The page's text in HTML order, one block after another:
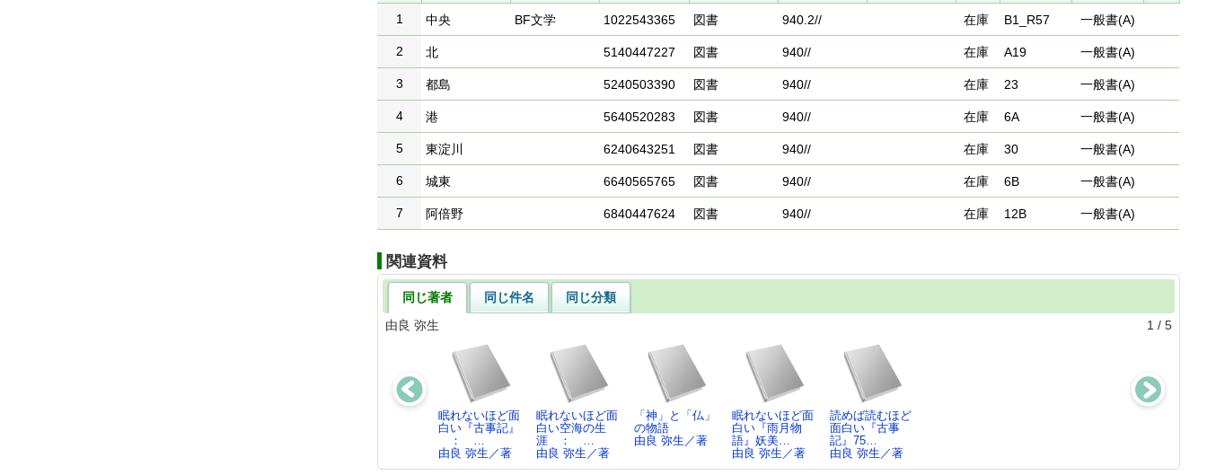
1
中央 BF文学 1022543365 図書 940.2// 在庫 B1_R57 一般書(A)
2 北 5140447227 図書 940// 在庫 A19 一般書(A)
3 都島 5240503390 図書 940// 在庫 23 一般書(A)
4 港 5640520283 図書 940// 在庫 6A 一般書(A)
5 東淀川 6240643251 図書 940// 在庫 30 一般書(A)
6 城東 6640565765 図書 940// 在庫 6B 一般書(A)
7 阿倍野 6840447624 図書 940// 在庫 12B 一般書(A)
関連資料
同じ著者 同じ件名
同じ分類
由良 弥生
1 / 5
眠れないほど面
白い『古事記』
： …
由良 弥生／著
眠れないほど面
白い空海の生
涯 ： …
由良 弥生／著
「神」と「仏」
の物語
由良 弥生／著
眠れないほど面
白い『雨月物
語』妖美…
由良 弥生／著
読めば読むほど
面白い『古事
記』75…
由良 弥生／著